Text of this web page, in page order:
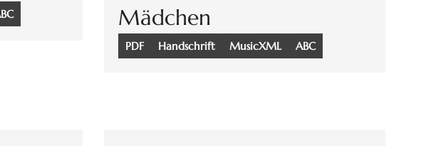
Mädchen
PDF Handschrift MusicXML ABC